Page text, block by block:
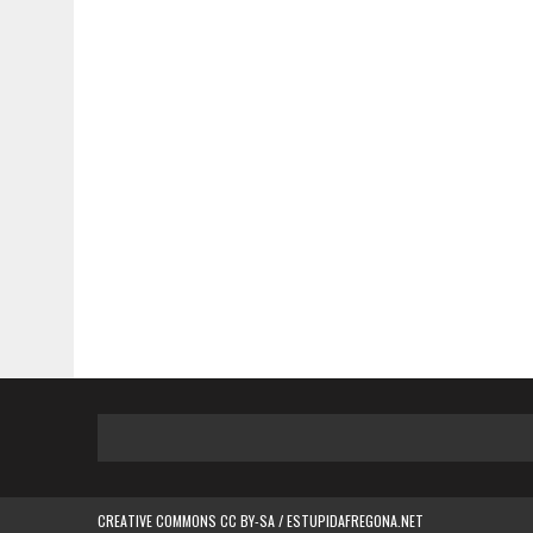
CREATIVE COMMONS CC BY-SA / ESTUPIDAFREGONA.NET